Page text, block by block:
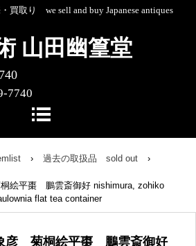
山田幽篁堂
買取り we sell and buy Japanese antiques
7740
場中央4-1-
館1階
› 過去の取扱品 sold out ›
絵平棗 鵬雲斎御好 nishimura, zohiko
flat tea container
彦 菊桐絵平棗 鵬雲斎御好